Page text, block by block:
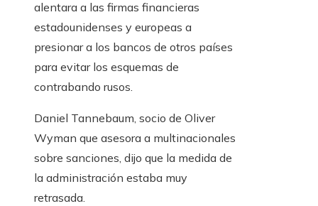
alentara a las firmas financieras
estadounidenses y europeas a
presionar a los bancos de otros países
para evitar los esquemas de
contrabando rusos.
Daniel Tannebaum, socio de Oliver
Wyman que asesora a multinacionales
sobre sanciones, dijo que la medida de
la administración estaba muy
retrasada.